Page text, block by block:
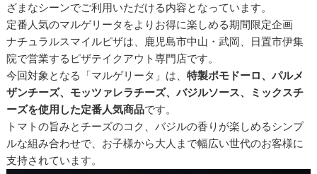
ざまなシーンでご利用いただける内容となっています。
定番人気のマルゲリータをよりお得に楽しめる期間限定企画
ナチュラルスマイルピザは、鹿児島市中山・武岡、日置市伊集
院で営業するピザテイクアウト専門店です。
今回対象となる「マルゲリータ」は、特製ポモドーロ、パルメ
ザンチーズ、モッツァレラチーズ、バジルソース、ミックスチ
ーズを使用した定番人気商品です。
トマトの旨みとチーズのコク、バジルの香りが楽しめるシンプ
ルな組み合わせで、お子様から大人まで幅広い世代のお客様に
支持されています。